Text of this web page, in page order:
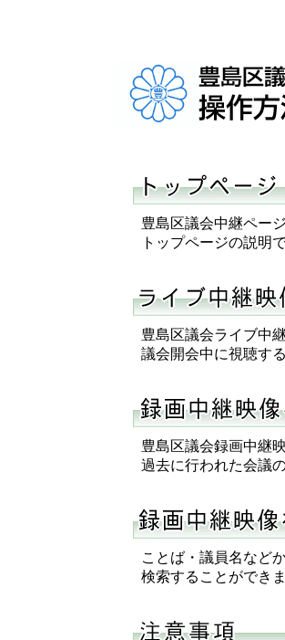
豊島区議会中継ペー
トップページの説明
豊島区議会ライブ中
議会開会中に視聴す
豊島区議会録画中継
過去に行われた会議
ことば・議員名など
検索することができ